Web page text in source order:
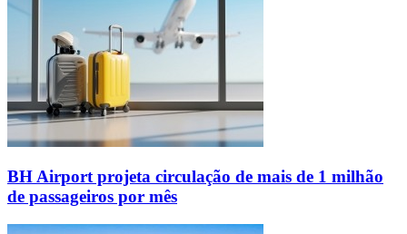
BH Airport projeta circulação de mais de 1 milhão
de passageiros por mês